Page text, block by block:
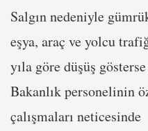
Salgın nedeniyle
eşya, araç ve yolcu
yıla göre düşüş
Bakanlık personelinin
çalışmaları neticesinde